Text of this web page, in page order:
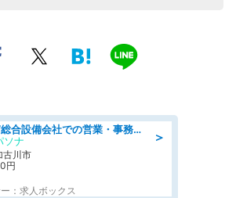
＞
09月開始/総合設備会社での営業・事務のお仕事/車通勤可/賞与あり/営業/営業事務
ソナ
古川市
円
：求人ボックス